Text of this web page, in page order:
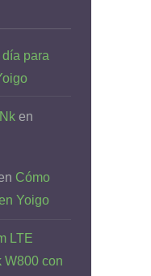
para
en
Cómo
Yoigo
LTE
W800 con